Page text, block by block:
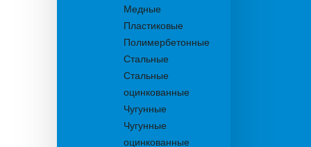
Медные
Пластиковые
Полимербетонные
Стальные
Стальные
оцинкованные
Чугунные
Чугунные
оцинкованные